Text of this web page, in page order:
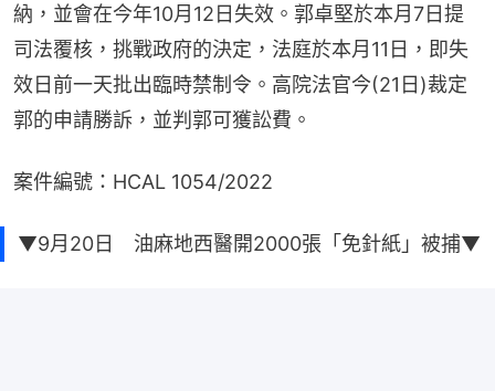
納，並會在今年10月12日失效。郭卓堅於本月7日提
司法覆核，挑戰政府的決定，法庭於本月11日，即失
效日前一天批出臨時禁制令。高院法官今(21日)裁定
郭的申請勝訴，並判郭可獲訟費。
案件編號：HCAL 1054/2022
▼9月20日 油麻地西醫開2000張「免針紙」被捕▼